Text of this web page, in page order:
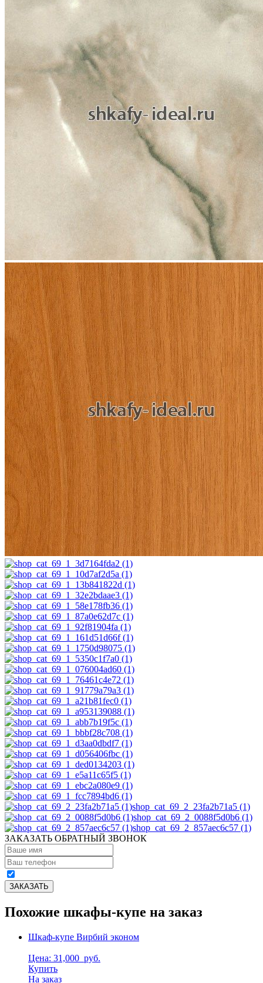
shop_cat_69_2_23fa2b71a5 (1)
shop_cat_69_2_0088f5d0b6 (1)
shop_cat_69_2_857aec6c57 (1)
ЗАКАЗАТЬ ОБРАТНЫЙ ЗВОНОК
Похожие шкафы-купе на заказ
Шкаф-купе Вирбий эконом
Цена: 31,000 руб.
Купить
На заказ